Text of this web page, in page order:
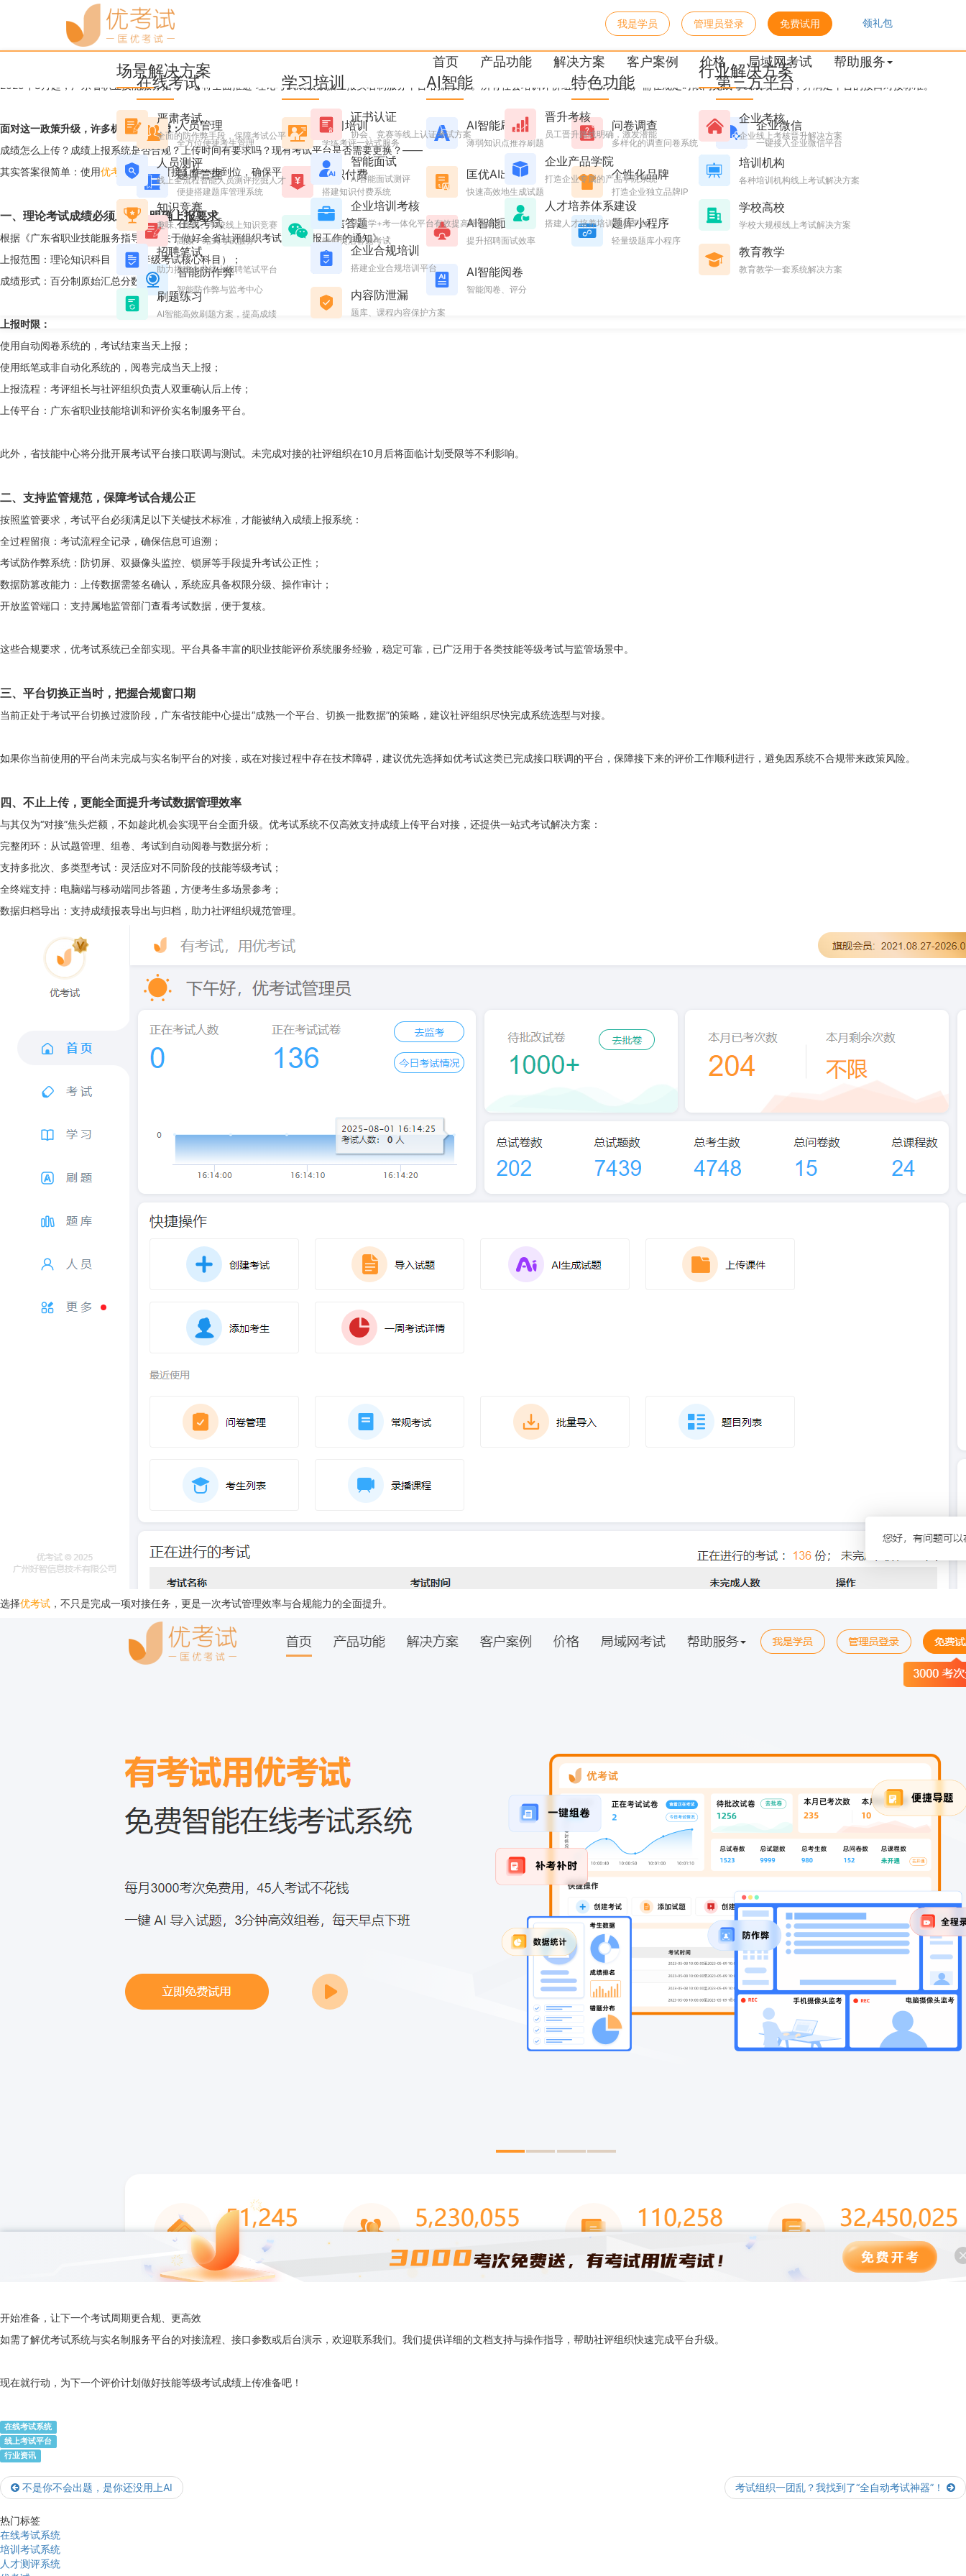
我是学员 管理员登录 免费试用 领礼包
首页
在线考试
人员管理
全方位便捷考生管理
题库管理
便捷搭建题库管理系统
在线考试
高效一站式考试服务
智能防作弊
智能防作弊与监考中心
学习培训
学习培训
学练考评一站式服务
知识付费
搭建知识付费系统
微信答题
微信灵活答题考试
AI智能
AI智能刷题
薄弱知识点推荐刷题
匡优AI出题
快速高效地生成试题
AI智能面试
提升招聘面试效率
AI智能阅卷
智能阅卷、评分
特色功能
问卷调查
多样化的调查问卷系统
个性化品牌
打造企业独立品牌IP
题库小程序
轻量级题库小程序
第三方平台
企业微信
一键接入企业微信平台
产品功能
场景解决方案
严肃考试
全面的防作弊手段，保障考试公平
人员测评
线上全流程智能人员测评挖掘人才
知识竞赛
趣味、党史、学校线上知识竞赛
招聘笔试
助力搭建企业线上招聘笔试平台
刷题练习
AI智能高效刷题方案，提高成绩
证书认证
协会、竞赛等线上认证考试方案
智能面试
AI智能面试测评
企业培训考核
搭建学+考一体化平台有效提高培训效果
企业合规培训
搭建企业合规培训平台
内容防泄漏
题库、课程内容保护方案
晋升考核
员工晋升路线明确，激发潜能
企业产品学院
打造企业专属的产品学院系统
人才培养体系建设
搭建人才培养培训考核平台
行业解决方案
企业考核
企业线上考核晋升解决方案
培训机构
各种培训机构线上考试解决方案
学校高校
学校大规模线上考试解决方案
教育教学
教育教学一套系统解决方案
解决方案 客户案例 价格 局域网考试 帮助服务
广东省技能等级考试成绩上传要求升级，优考试可无缝对接实名制平台！
2025年8月01日 星期五 16:42 阅读 4482
2025年8月起，广东省职业技能服务指导中心将全面推进“理论考试成绩数据上报实名制服务平台”的新要求。所有社会培训评价组织（社评组织）需在规定时限内完成考试成绩上传，并满足平台的接口对接标准。
面对这一政策升级，许多机构开始焦虑：
成绩怎么上传？成绩上报系统是否合规？上传时间有要求吗？现有考试平台是否需要更换？——
其实答案很简单：使用优考试，所有对接工作一步到位，确保平台稳定合规！
一、理论考试成绩必须上传，明确上报要求
根据《广东省职业技能服务指导中心关于做好全省社评组织考试成绩上报工作的通知》：
上报范围：理论知识科目（技能等级考试核心科目）；
成绩形式：百分制原始汇总分数；
上报时限：
使用自动阅卷系统的，考试结束当天上报；
使用纸笔或非自动化系统的，阅卷完成当天上报；
上报流程：考评组长与社评组织负责人双重确认后上传；
上传平台：广东省职业技能培训和评价实名制服务平台。
此外，省技能中心将分批开展考试平台接口联调与测试。未完成对接的社评组织在10月后将面临计划受限等不利影响。
二、支持监管规范，保障考试合规公正
按照监管要求，考试平台必须满足以下关键技术标准，才能被纳入成绩上报系统：
全过程留痕：考试流程全记录，确保信息可追溯；
考试防作弊系统：防切屏、双摄像头监控、锁屏等手段提升考试公正性；
数据防篡改能力：上传数据需签名确认，系统应具备权限分级、操作审计；
开放监管端口：支持属地监管部门查看考试数据，便于复核。
这些合规要求，优考试系统已全部实现。平台具备丰富的职业技能评价系统服务经验，稳定可靠，已广泛用于各类技能等级考试与监管场景中。
三、平台切换正当时，把握合规窗口期
当前正处于考试平台切换过渡阶段，广东省技能中心提出“成熟一个平台、切换一批数据”的策略，建议社评组织尽快完成系统选型与对接。
如果你当前使用的平台尚未完成与实名制平台的对接，或在对接过程中存在技术障碍，建议优先选择如优考试这类已完成接口联调的平台，保障接下来的评价工作顺利进行，避免因系统不合规带来政策风险。
四、不止上传，更能全面提升考试数据管理效率
与其仅为“对接”焦头烂额，不如趁此机会实现平台全面升级。优考试系统不仅高效支持成绩上传平台对接，还提供一站式考试解决方案：
完整闭环：从试题管理、组卷、考试到自动阅卷与数据分析；
支持多批次、多类型考试：灵活应对不同阶段的技能等级考试；
全终端支持：电脑端与移动端同步答题，方便考生多场景参考；
数据归档导出：支持成绩报表导出与归档，助力社评组织规范管理。
选择优考试 ，不只是完成一项对接任务，更是一次考试管理效率与合规能力的全面提升。
开始准备，让下一个考试周期更合规、更高效
如需了解优考试系统与实名制服务平台的对接流程、接口参数或后台演示，欢迎联系我们。我们提供详细的文档支持与操作指导，帮助社评组织快速完成平台升级。
现在就行动，为下一个评价计划做好技能等级考试成绩上传准备吧！
在线考试系统
线上考试平台
行业资讯
不是你不会出题，是你还没用上AI 考试组织一团乱？我找到了“全自动考试神器”！
热门标签
在线考试系统
培训考试系统
人才测评系统